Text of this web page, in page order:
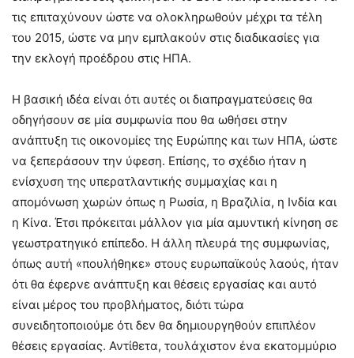
τις επιταχύνουν ώστε να ολοκληρωθούν μέχρι τα τέλη
του 2015, ώστε να μην εμπλακούν στις διαδικασίες για
την εκλογή προέδρου στις ΗΠΑ.
Η βασική ιδέα είναι ότι αυτές οι διαπραγματεύσεις θα
οδηγήσουν σε μία συμφωνία που θα ωθήσει στην
ανάπτυξη τις οικονομίες της Ευρώπης και των ΗΠΑ, ώστε
να ξεπεράσουν την ύφεση. Επίσης, το σχέδιο ήταν η
ενίσχυση της υπερατλαντικής συμμαχίας και η
απομόνωση χωρών όπως η Ρωσία, η Βραζιλία, η Ινδία και
η Κίνα. Έτσι πρόκειται μάλλον για μία αμυντική κίνηση σε
γεωστρατηγικό επίπεδο. Η άλλη πλευρά της συμφωνίας,
όπως αυτή «πουλήθηκε» στους ευρωπαϊκούς λαούς, ήταν
ότι θα έφερνε ανάπτυξη και θέσεις εργασίας και αυτό
είναι μέρος του προβλήματος, διότι τώρα
συνειδητοποιούμε ότι δεν θα δημιουργηθούν επιπλέον
θέσεις εργασίας. Αντίθετα, τουλάχιστον ένα εκατομμύριο